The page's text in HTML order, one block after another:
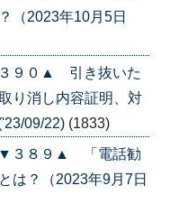
（2023年10月5日
３９０▲ 引き抜いた
り消し内容証明、対
09/22) (1833)
▼３８９▲ 「電話勧
は？（2023年9月7日